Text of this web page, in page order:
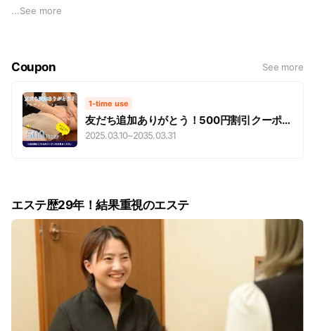
その他にもお得な情報をお届けします！
...See more
Coupon See more
1-time use
友だち追加ありがとう！500円割引クーポン
プレゼント🎁
2025.03.10~2035.03.31
エステ歴29年！結果重視のエステ